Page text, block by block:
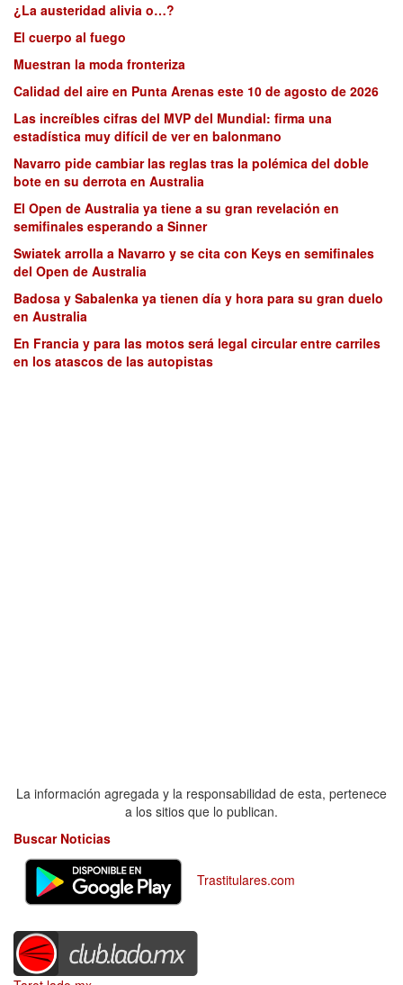
¿La austeridad alivia o…?
El cuerpo al fuego
Muestran la moda fronteriza
Calidad del aire en Punta Arenas este 10 de agosto de 2026
Las increíbles cifras del MVP del Mundial: firma una
estadística muy difícil de ver en balonmano
Navarro pide cambiar las reglas tras la polémica del doble
bote en su derrota en Australia
El Open de Australia ya tiene a su gran revelación en
semifinales esperando a Sinner
Swiatek arrolla a Navarro y se cita con Keys en semifinales
del Open de Australia
Badosa y Sabalenka ya tienen día y hora para su gran duelo
en Australia
En Francia y para las motos será legal circular entre carriles
en los atascos de las autopistas
La información agregada y la responsabilidad de esta, pertenece
a los sitios que lo publican.
Buscar Noticias
Trastitulares.com